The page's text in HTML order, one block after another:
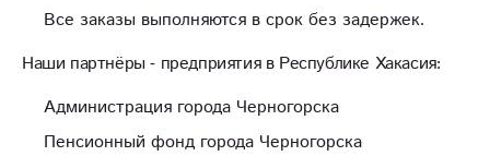
Все заказы выполняются в срок без задержек.
Наши партнёры - предприятия в Республике Хакасия:
Администрация города Черногорска
Пенсионный фонд города Черногорска